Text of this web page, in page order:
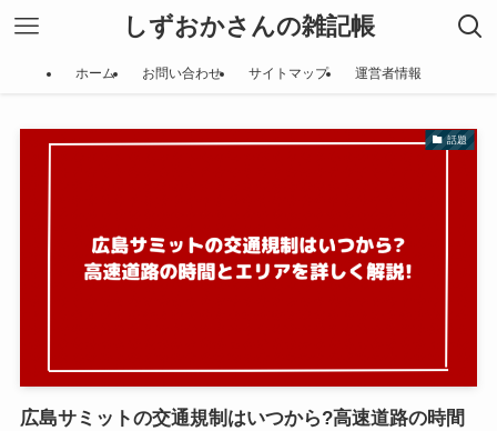
しずおかさんの雑記帳
ホーム お問い合わせ サイトマップ 運営者情報
話題
広島サミットの交通規制はいつから?高速道路の時間